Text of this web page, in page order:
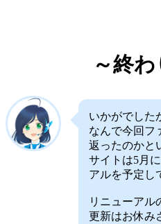
～終
いかがでした
なんで今回フ
返ったのかと
サイトは5月
アルを予定し
リニューアル
更新はお休み